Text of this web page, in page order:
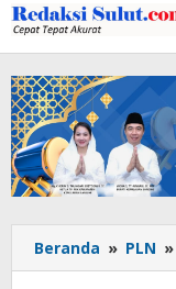
Lewati
ke
konten
Beranda » PLN »